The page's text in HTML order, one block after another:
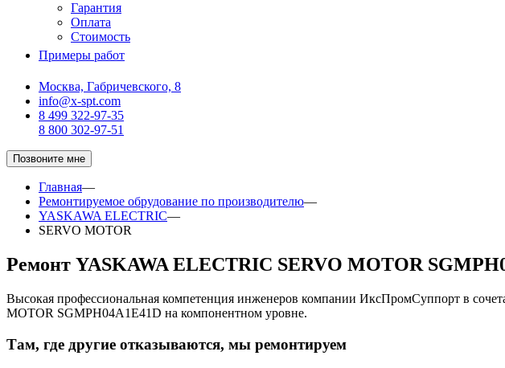
Гарантия
Оплата
Стоимость
Примеры работ
Москва, Габричевского, 8
info@x-spt.com
8 499 322-97-35
8 800 302-97-51
Позвоните мне
Главная—
Ремонтируемое обрудование по производителю—
YASKAWA ELECTRIC—
SERVO MOTOR
Ремонт YASKAWA ELECTRIC SERVO MOTOR
Высокая профессиональная компетенция инженеров компании ИксПромСуппорт в
MOTOR SGMPH04A1E41D на компонентном уровне.
Там, где другие отказываются, мы ремонтируем